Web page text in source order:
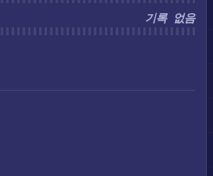
기록 없음